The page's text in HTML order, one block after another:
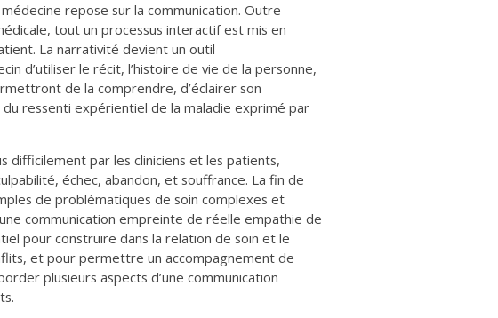
repose sur la communication. Outre
tout un processus interactif est mis en
La narrativité devient un outil
d’utiliser le récit, l’histoire de vie de la personne,
de la comprendre, d’éclairer son
ressenti expérientiel de la maladie exprimé par
difficilement par les cliniciens et les patients,
échec, abandon, et souffrance. La fin de
de problématiques de soin complexes et
communication empreinte de réelle empathie de
pour construire dans la relation de soin et le
et pour permettre un accompagnement de
plusieurs aspects d’une communication